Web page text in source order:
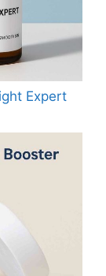
Expert